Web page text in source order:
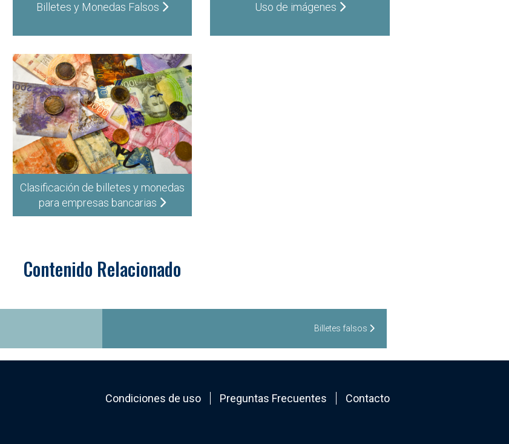
Billetes y Monedas Falsos Uso de imágenes
Clasificación de billetes y monedas
para empresas bancarias
Contenido Relacionado
Billetes falsos
Condiciones de uso Preguntas Frecuentes Contacto